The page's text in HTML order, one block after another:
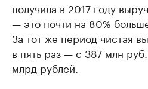
получила в 2017 году
— это почти на 80%
За тот же период чистая
в пять раз — с 387 млн
млрд рублей.